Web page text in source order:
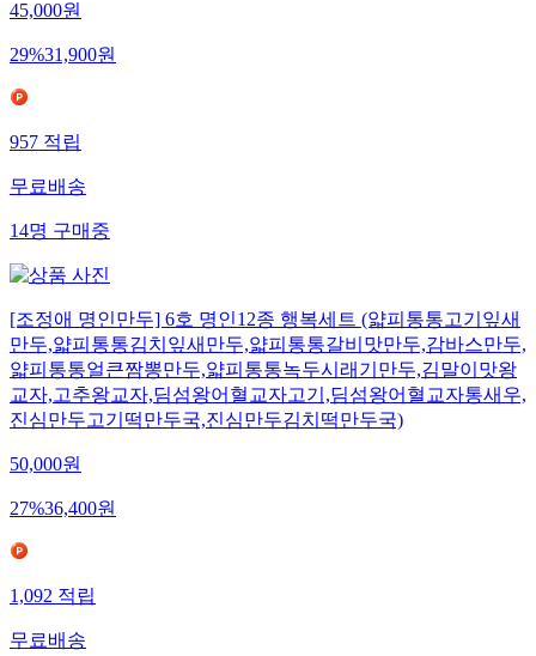
45,000원
29%31,900원
957적립
무료배송
14명구매중
[조정애 명인만두] 6호 명인12종 행복세트 (얇피통통고기잎새
만두,얇피통통김치잎새만두,얇피통통갈비맛만두,감바스만두,
얇피통통얼큰짬뽕만두,얇피통통녹두시래기만두,김말이맛왕
교자,고추왕교자,딤섬왕어혈교자고기,딤섬왕어혈교자통새우,
진심만두고기떡만두국,진심만두김치떡만두국)
50,000원
27%36,400원
1,092적립
무료배송